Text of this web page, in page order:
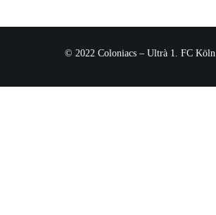
© 2022 Coloniacs – Ultrà 1. FC Köln